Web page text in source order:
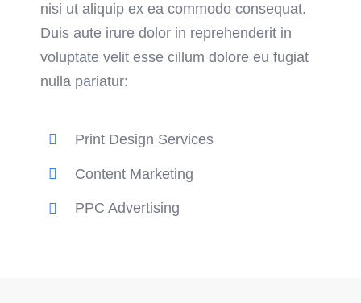
nisi ut aliquip ex ea commodo consequat.
Duis aute irure dolor in reprehenderit in
voluptate velit esse cillum dolore eu fugiat
nulla pariatur:
Print Design Services
Content Marketing
PPC Advertising